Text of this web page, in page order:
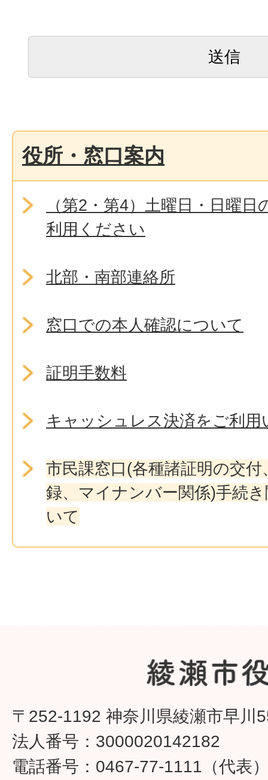
役所・窓口案内
（第2・第4）土曜日・日曜
利用ください
北部・南部連絡所
窓口での本人確認について
証明手数料
キャッシュレス決済をご利
市民課窓口(各種諸証明の交
録、マイナンバー関係)手続
いて
〒252-1192 神奈川県綾瀬市早川
法人番号：3000020142182
電話番号：0467-77-1111（代表